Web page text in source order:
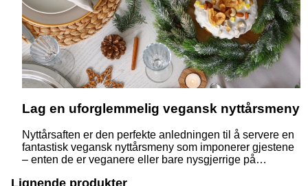
Lag en uforglemmelig vegansk nyttårsmeny
Nyttårsaften er den perfekte anledningen til å servere en
fantastisk vegansk nyttårsmeny som imponerer gjestene
– enten de er veganere eller bare nysgjerrige på